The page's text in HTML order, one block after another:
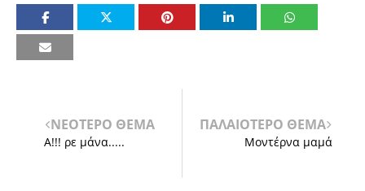
ΝΕΟΤΕΡΟ ΘΕΜΑ
Α!!! ρε μάνα.....
ΠΑΛΑΙΟΤΕΡΟ ΘΕΜΑ
Μοντέρνα μαμά